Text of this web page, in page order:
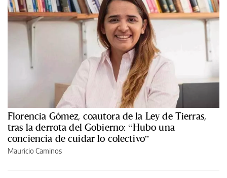
Florencia Gómez, coautora de la Ley de Tierras,
tras la derrota del Gobierno: “Hubo una
conciencia de cuidar lo colectivo”
Mauricio Caminos